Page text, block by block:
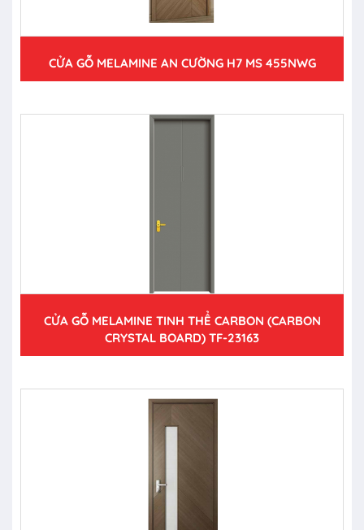
CỬA GỖ MELAMINE AN CƯỜNG H7 MS 455NWG
CỬA GỖ MELAMINE TINH THỂ CARBON (CARBON
CRYSTAL BOARD) TF-23163